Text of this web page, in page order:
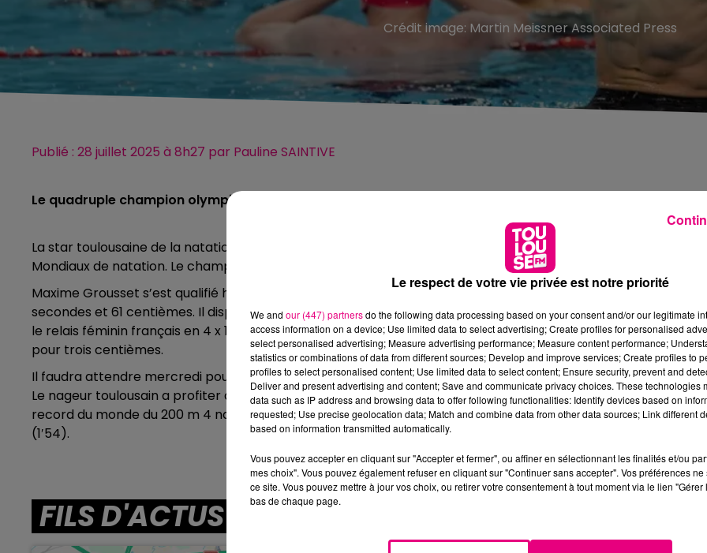
Crédit image: Martin Meissner Associated Press
Publié : 28 juillet 2025 à 8h27 par Pauline SAINTIVE
Le quadruple champion olympique de Paris ne participera qu’à deux épreuves individuelles en Asie.
La star toulousaine de la natation fait son grand retour cette semaine. Léon Marchand va participer aux
Mondiaux de natation. Le championnat a débuté ce dimanche 27 juillet à Singapour.
Maxime Grousset s’est qualifié hier en finale du 50m papillon, en battant également le record de France en 22
secondes et 61 centièmes. Il disputera la finale à partir de 13h45 ce lundi 28 juillet. Qualification également
le relais féminin français en 4 x 100 mètres nage libre. Cinquième à l’arrivée, elles ont battu le record de
pour trois centièmes.
Il faudra attendre mercredi pour l’entrée en bassin de Léon Marchand avec les séries du 200 m quatre
Le nageur toulousain a profiter d’une année de transition pour réduire le nombre de ces courses. Il vise le
record du monde du 200 m 4 nages. Ce dernier est actuellement détenu par l’Américain Ryan Lochte en 2011
(1′54).
FILS D'ACTUS
Le respect de votre vie privée est notre priorité
We and our (447) partnersdo the following data processing based on your consent and/or our legitimate
access information on a device; Use limited data to select advertising; Create profiles for personalised
select personalised advertising; Measure advertising performance; Measure content performance;
statistics or combinations of data from different sources; Develop and improve services; Create profiles to
profiles to select personalised content; Use limited data to select content; Ensure security, prevent and
Deliver and present advertising and content; Save and communicate privacy choices. These technologies
data such as IP address and browsing data to offer following functionalities: Identify devices based on
requested; Use precise geolocation data; Match and combine data from other data sources; Link different
based on information transmitted automatically.
Vous pouvez accepter en cliquant sur "Accepter et fermer", ou affiner en sélectionnant les finalités et/ou
mes choix". Vous pouvez également refuser en cliquant sur "Continuer sans accepter". Vos préférences
ce site. Vous pouvez mettre à jour vos choix, ou retirer votre consentement à tout moment via le lien
bas de chaque page.